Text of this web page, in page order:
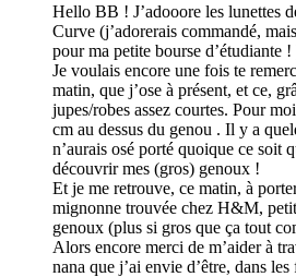
Hello BB ! J’adooore les lunettes
Curve (j’adorerais commandé,
pour ma petite bourse d’étudiante !
Je voulais encore une fois te
matin, que j’ose à présent, et ce,
jupes/robes assez courtes. Pour
cm au dessus du genou . Il y a
n’aurais osé porté quoique ce soit
découvrir mes (gros) genoux !
Et je me retrouve, ce matin, à
mignonne trouvée chez H&M,
genoux (plus si gros que ça tout
Alors encore merci de m’aider à
nana que j’ai envie d’être, dans